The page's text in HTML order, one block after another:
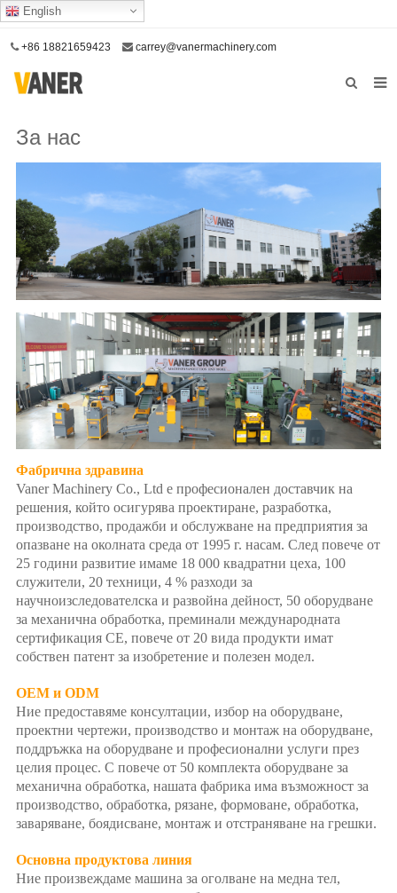
English
+86 18821659423 carrey@vanermachinery.com
За нас
Продукти
Нашата услуга
Свържете се с нас
За нас
Фабрична здравина
Vaner Machinery Co., Ltd е професионален доставчик на
решения, който осигурява проектиране, разработка,
производство, продажби и обслужване на предприятия за
опазване на околната среда от 1995 г. насам. След повече от
25 години развитие имаме 18 000 квадратни цеха, 100
служители, 20 техници, 4 % разходи за
научноизследователска и развойна дейност, 50 оборудване
за механична обработка, преминали международната
сертификация CE, повече от 20 вида продукти имат
собствен патент за изобретение и полезен модел.
OEM и ODM
Ние предоставяме консултации, избор на оборудване,
проектни чертежи, производство и монтаж на оборудване,
поддръжка на оборудване и професионални услуги през
целия процес. С повече от 50 комплекта оборудване за
механична обработка, нашата фабрика има възможност за
производство, обработка, рязане, формоване, обработка,
заваряване, боядисване, монтаж и отстраняване на грешки.
Основна продуктова линия
Ние произвеждаме машина за оголване на медна тел,